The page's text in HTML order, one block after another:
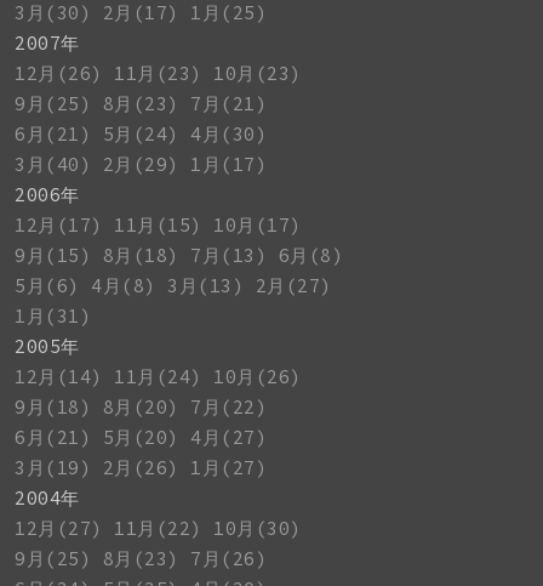
3月(30)
2月(17)
1月(25)
2007年
12月(26)
11月(23)
10月(23)
9月(25)
8月(23)
7月(21)
6月(21)
5月(24)
4月(30)
3月(40)
2月(29)
1月(17)
2006年
12月(17)
11月(15)
10月(17)
9月(15)
8月(18) 7月(13)
6月(8)
5月(6)
4月(8) 3月(13)
2月(27)
1月(31)
2005年
12月(14)
11月(24)
10月(26)
9月(18)
8月(20)
7月(22)
6月(21)
5月(20)
4月(27)
3月(19)
2月(26)
1月(27)
2004年
12月(27)
11月(22)
10月(30)
9月(25)
8月(23)
7月(26)